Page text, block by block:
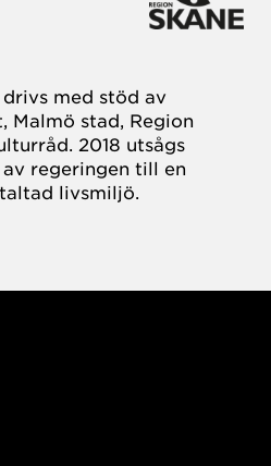
med stöd av
Malmö stad, Region
2018 utsågs
regeringen till en
livsmiljö.